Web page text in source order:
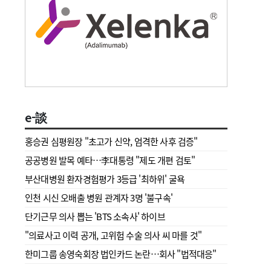
e-談
홍승권 심평원장 " 초고가 신약, 엄격한 사후 검증"
공공병원 발목 예타…李대통령 "제도 개편 검토"
부산대병원 환자경험평가 3등급 '최하위' 굴욕
인천 시신 오배출 병원 관계자 3명 '불구속'
단기근무 의사 뽑는 'BTS 소속사' 하이브
"의료사고 이력 공개, 고위험 수술 의사 씨 마를 것"
한미그룹 송영숙회장 법인카드 논란…회사 "법적대응"